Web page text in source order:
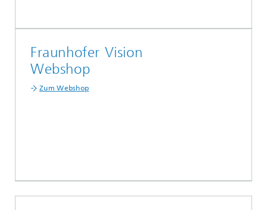
Fraunhofer Vision
Webshop
Zum Webshop